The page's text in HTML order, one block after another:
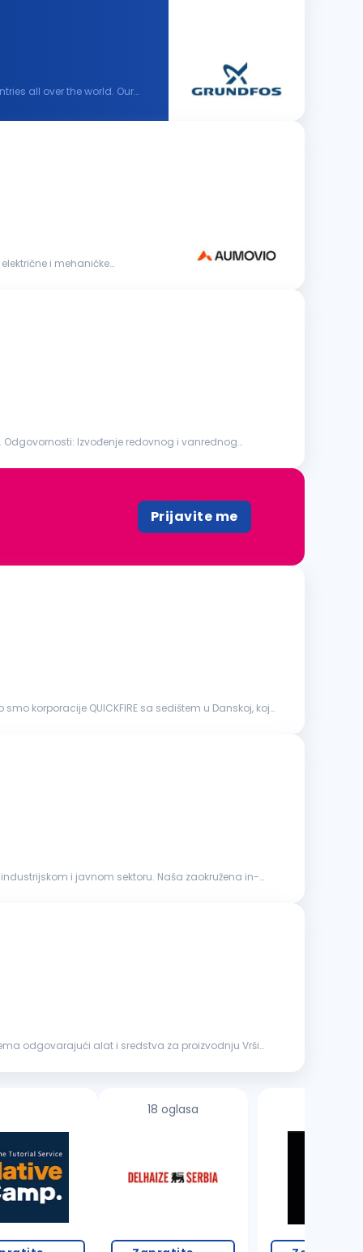
all over the world. Our
redovnog i vanrednog
Prijavite me
korporacije QUICKFIRE sa sedištem u Danskoj, koja
i javnom sektoru. Naša zaokružena in-
18 oglasa